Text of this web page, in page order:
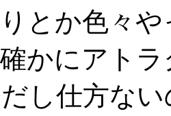
とか色々
かにアト
し仕方な